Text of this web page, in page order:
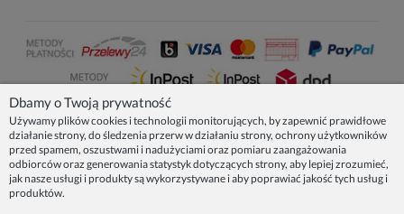
NASZE PRODUKTY
INFORMACJE
Dbamy o Twoją prywatność
Używamy plików cookies i technologii monitorujących, by zapewnić prawidłowe
działanie strony, do śledzenia przerw w działaniu strony, ochrony użytkowników
przed spamem, oszustwami i nadużyciami oraz pomiaru zaangażowania
odbiorców oraz generowania statystyk dotyczących strony, aby lepiej zrozumieć,
jak nasze usługi i produkty są wykorzystywane i aby poprawiać jakość tych usług i
produktów.